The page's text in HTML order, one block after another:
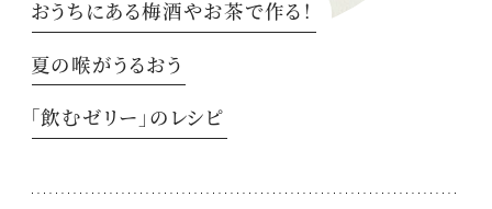
おうちにある梅酒やお茶で作る！
夏の喉がうるおう
「飲むゼリー」のレシピ